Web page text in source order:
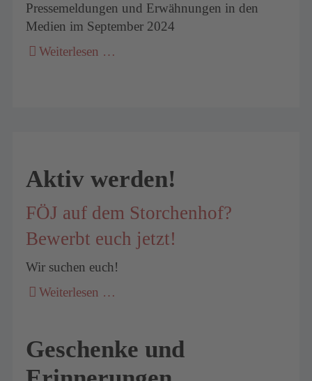
Pressemeldungen und Erwähnungen in den
Medien im September 2024
Weiterlesen …
Aktiv werden!
FÖJ auf dem Storchenhof?
Bewerbt euch jetzt!
Wir suchen euch!
Weiterlesen …
Geschenke und